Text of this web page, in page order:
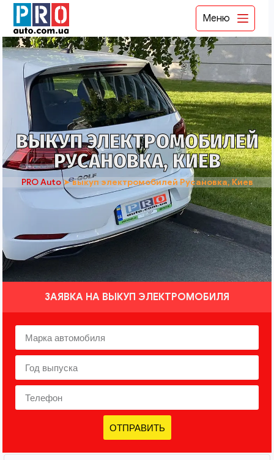
Меню
ВЫКУП ЭЛЕКТРОМОБИЛЕЙ
РУСАНОВКА, КИЕВ
PRO Auto➤выкуп электромобилей Русановка, Киев
ЗАЯВКА НА ВЫКУП ЭЛЕКТРОМОБИЛЯ
ОТПРАВИТЬ